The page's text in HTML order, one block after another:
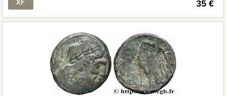
XF 35 €